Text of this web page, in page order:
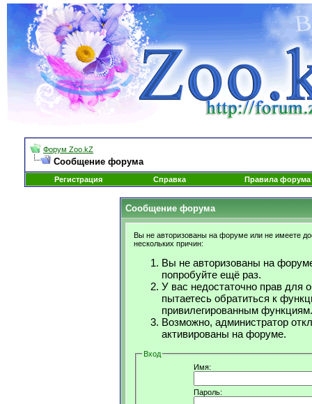
Форум Zoo.kZ
Сообщение форума
Регистрация Справка Правила форума
Сообщение форума
Вы не авторизованы на форуме или не имеете
нескольких причин:
Вы не авторизованы на
попробуйте ещё раз.
У вас недостаточно прав для
пытаетесь обратиться к
привилегированным функциям.
Возможно, администратор
активированы на форуме.
Вход
Имя:
Пароль: